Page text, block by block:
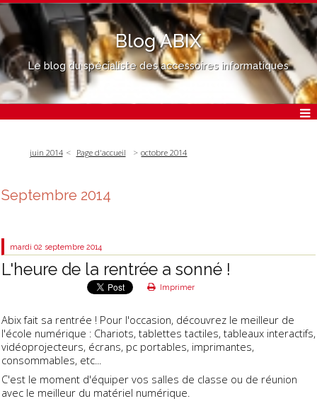
Blog ABIX
Le blog du spécialiste des accessoires informatiques
juin 2014 Page d'accueil octobre 2014
Septembre 2014
mardi 02 septembre 2014
L'heure de la rentrée a sonné !
Imprimer
Abix fait sa rentrée ! Pour l'occasion, découvrez le meilleur de
l'école numérique : Chariots, tablettes tactiles, tableaux interactifs,
vidéoprojecteurs, écrans, pc portables, imprimantes,
consommables, etc...
C'est le moment d'équiper vos salles de classe ou de réunion
avec le meilleur du matériel numérique.